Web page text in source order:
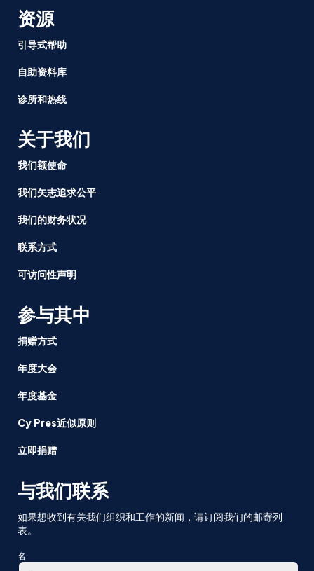
资源
引导式帮助
自助资料库
诊所和热线
关于我们
我们额使命
我们矢志追求公平
我们的财务状况
联系方式
可访问性声明
参与其中
捐赠方式
年度大会
年度基金
Cy Pres近似原则
立即捐赠
与我们联系
如果想收到有关我们组织和工作的新闻，请订阅我们的邮寄列
表。
名